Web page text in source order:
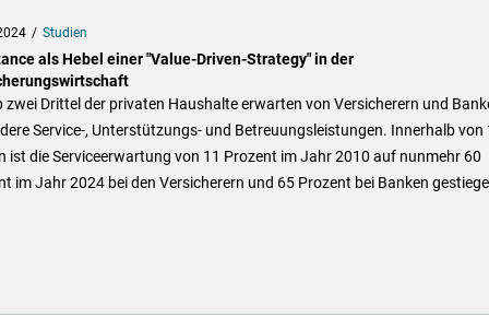
Studien
als Hebel einer "Value-Driven-Strategy" in der
zwei Drittel der privaten Haushalte erwarten von Versicherern und
Service-, Unterstützungs- und Betreuungsleistungen. Innerhalb von
ist die Serviceerwartung von 11 Prozent im Jahr 2010 auf nunmehr 60
im Jahr 2024 bei den Versicherern und 65 Prozent bei Banken